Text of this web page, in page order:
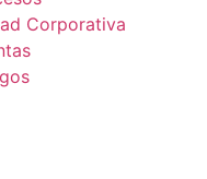
Corporativa